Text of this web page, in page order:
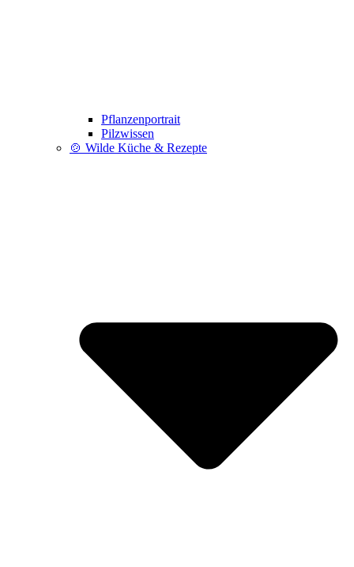
Pflanzenportrait
Pilzwissen
🍲 Wilde Küche & Rezepte